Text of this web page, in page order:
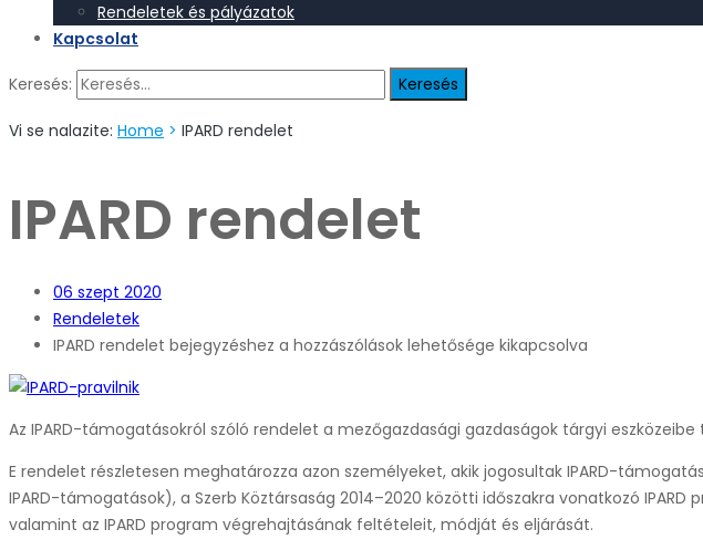
Rendeletek és pályázatok
Kapcsolat
Keresés:
Vi se nalazite: Home > IPARD rendelet
IPARD rendelet
06 szept 2020
Rendeletek
IPARD rendelet bejegyzéshez a hozzászólások lehetősége kikapcsolva
Az IPARD-támogatásokról szóló rendelet a mezőgazdasági gazdaságok tárgyi
E rendelet részletesen meghatározza azon személyeket, akik jogosultak IPARD-
IPARD-támogatások), a Szerb Köztársaság 2014–2020 közötti időszakra vonatkozó
valamint az IPARD program végrehajtásának feltételeit, módját és eljárását.